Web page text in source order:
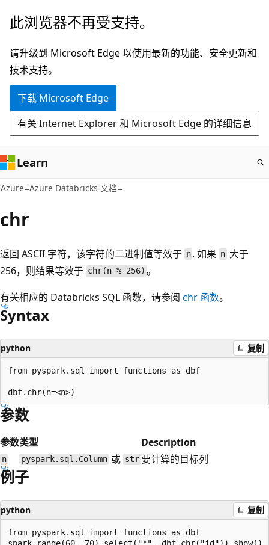
跳
主
要
内
此浏览器不再受支持。
请升级到 Microsoft Edge 以使用最新的功能、安全更新和
技术支持。
下载 Microsoft Edge
有关 Internet Explorer 和 Microsoft Edge 的详细信息
Learn
Azure Azure Databricks 文档
chr
返回 ASCII 字符，该字符的二进制值等效于 n . 如果 n大于
256，则结果等效于 chr(n % 256) 。
有关相应的 Databricks SQL 函数，请参阅 chr 函数。
Syntax
python 复制
from pyspark.sql import functions as dbf
参数
参数类型 Description
n pyspark.sql.Column 或 str要计算的目标列
例子
python 复制
from pyspark.sql import functions as dbf